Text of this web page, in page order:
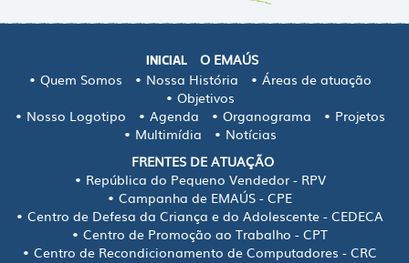
INICIAL
O EMAÚS
Quem Somos
Nossa História
Áreas de atuação
Objetivos
Nosso Logotipo
Agenda Organograma
Projetos
Multimídia
Notícias
FRENTES DE ATUAÇÃO
República do Pequeno Vendedor - RPV
Campanha de EMAÚS - CPE
Centro de Defesa da Criança e do Adolescente - CEDECA
Centro de Promoção ao Trabalho - CPT
Centro de Recondicionamento de Computadores - CRC